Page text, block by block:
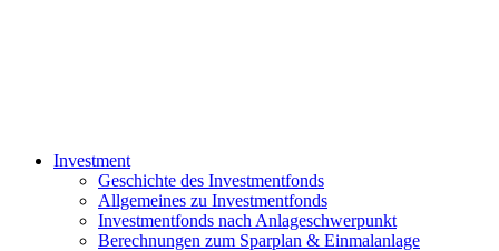
Investment
Geschichte des Investmentfonds
Allgemeines zu Investmentfonds
Investmentfonds nach Anlageschwerpunkt
Berechnungen zum Sparplan & Einmalanlage